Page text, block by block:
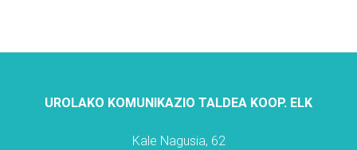
UROLAKO KOMUNIKAZIO TALDEA KOOP. ELK
Kale Nagusia, 62